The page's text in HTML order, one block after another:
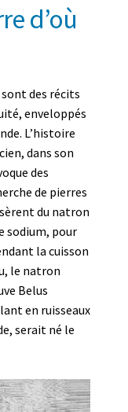
d’où
des récits
enveloppés
L’histoire
dans son
des
de pierres
du natron
sodium, pour
la cuisson
le natron
Belus
en ruisseaux
serait né le